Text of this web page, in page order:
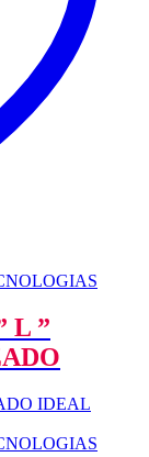
L ”